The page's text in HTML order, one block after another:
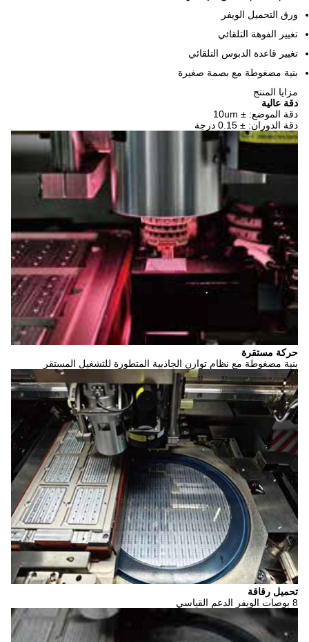
التلقائي
بصمة صغيرة
توازن الجاذبية المتطورة للتشغيل المستقر